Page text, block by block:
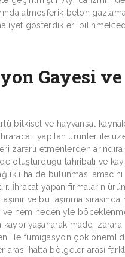
atmosferik beton gazlama
gösterdikleri
Gayesi ve
bitkisel ve hayvansal
yapılan ürünler ile
zararlı etmenlerden
oluşturduğu tahribatı ve
halde bulunması amacını
İhracat yapan firmaların
ve bu taşınma sırasında
ve nem nedeniyle
yaşanarak maddi zarara
ile fumigasyon çok
arası hatta bölgeler arası